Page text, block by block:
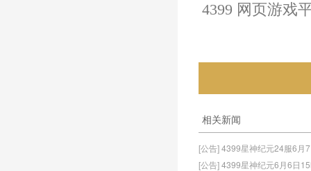
4399 网页游戏
相关新闻
[公告] 4399星神纪元24服6月
[公告] 4399星神纪元6月6日